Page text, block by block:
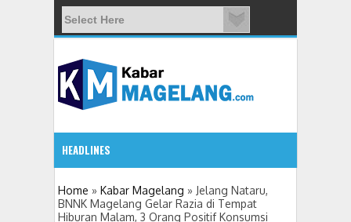
HEADLINES
5:32 PM
Home » Kabar Magelang » Jelang Nataru,
BNNK Magelang Gelar Razia di Tempat
Hiburan Malam, 3 Orang Positif Konsumsi